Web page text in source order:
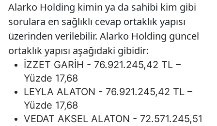
Alarko Holding kimin ya da sahibi kim gibi
sorulara en sağlıklı cevap ortaklık yapısı
üzerinden verilebilir. Alarko Holding güncel
ortaklık yapısı aşağıdaki gibidir:
İZZET GARİH - 76.921.245,42 TL –
Yüzde 17,68
LEYLA ALATON - 76.921.245,42 TL –
Yüzde 17,68
VEDAT AKSEL ALATON - 72.571.245,51